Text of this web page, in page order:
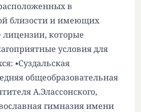
в
близости и имеющих
лицензии, которые
условия для
▪️Суздальская
общеобразовательная
А.Элассонского,
гимназия имени